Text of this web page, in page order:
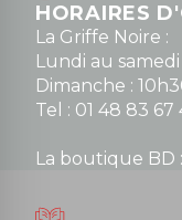
HORAIRES
La Griffe Noire :
Lundi au samedi
Dimanche :
Tel : 01 48 83 67
La boutique BD :
Mardi au samedi